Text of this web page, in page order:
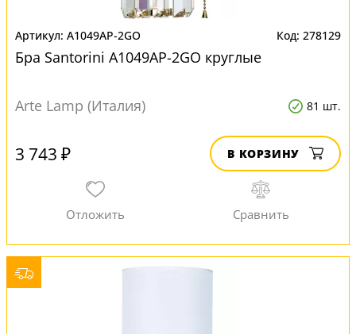
A1049AP-2GO 278129
Бра Santorini A1049AP-2GO круглые
Arte Lamp (Италия) 81 шт.
3 743 ₽ В КОРЗИНУ